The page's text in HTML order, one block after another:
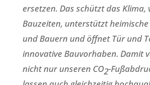
ersetzen. Das schützt das Klima,
Bauzeiten, unterstützt
und Bauern und öffnet Tür und
innovative Bauvorhaben. Damit
nicht nur unseren CO2-